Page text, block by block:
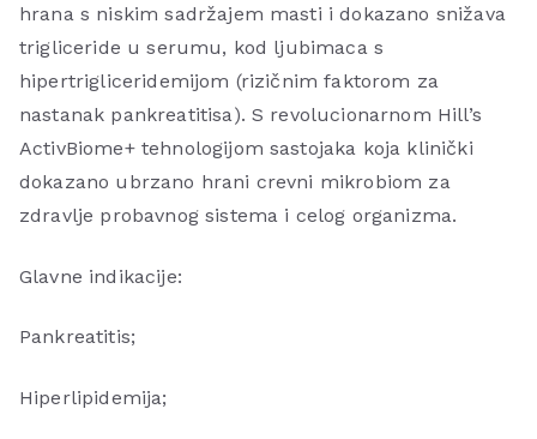
hrana s niskim sadržajem masti i dokazano snižava
trigliceride u serumu, kod ljubimaca s
hipertrigliceridemijom (rizičnim faktorom za
nastanak pankreatitisa). S revolucionarnom Hill’s
ActivBiome+ tehnologijom sastojaka koja klinički
dokazano ubrzano hrani crevni mikrobiom za
zdravlje probavnog sistema i celog organizma.
Glavne indikacije:
Pankreatitis;
Hiperlipidemija;